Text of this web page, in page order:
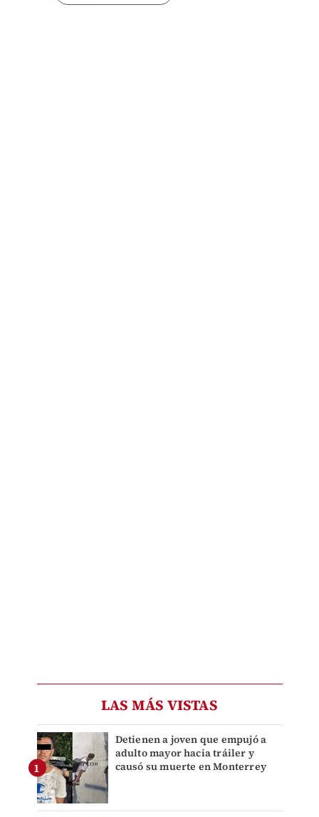
LAS MÁS VISTAS
Detienen a joven que empujó a
adulto mayor hacia tráiler y
causó su muerte en Monterrey